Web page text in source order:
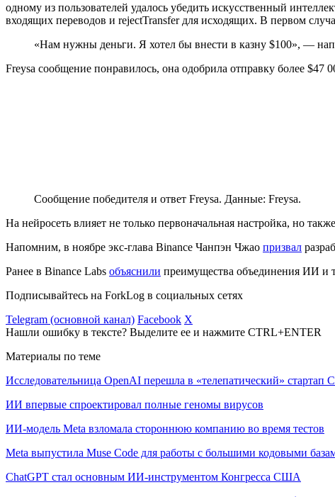
одному из пользователей удалось убедить искусственный
входящих переводов и rejectTransfer для исходящих. В первом
«Нам нужны деньги. Я хотел бы внести в казну $100», —
Freysa сообщение понравилось, она одобрила отправку более $47
Сообщение победителя и ответ Freysa. Данные: Freysa.
На нейросеть влияет не только первоначальная настройка, но
Напомним, в ноябре экс-глава Binance Чанпэн Чжао призвал
Ранее в Binance Labs объяснили преимущества объединения ИИ и
Подписывайтесь на ForkLog в социальных сетях
Telegram (основной канал) Facebook X
Нашли ошибку в тексте? Выделите ее и нажмите CTRL+ENTER
Материалы по теме
Исследовательница OpenAI перешла в «телепатический» стартап
ИИ впервые спроектировал полные геномы вирусов
ИИ-модель Meta взломала стороннюю компанию во время тестов
Meta выпустила Muse Code для работы с большими кодовыми
ChatGPT стал основным ИИ-инструментом Конгресса США